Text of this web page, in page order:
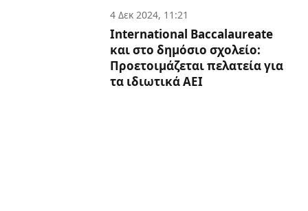
4 Δεκ 2024, 11:21
International Baccalaureate
και στο δημόσιο σχολείο:
Προετοιμάζεται πελατεία για
τα ιδιωτικά ΑΕΙ